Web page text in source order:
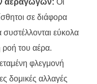
αεραγωγών: Οι
σε διάφορα
συστέλλονται εύκολα
ροή του αέρα.
φλεγμονή
δομικές αλλαγές